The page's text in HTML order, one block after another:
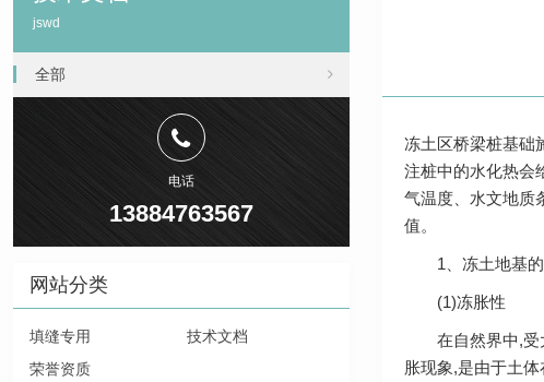
冻土区桥梁桩基础
注桩中的水化热会
气温度、水文地质
值。
1、冻土地基的
(1)冻胀性
在自然界中,受大
胀现象,是由于土
jswd
全部
电话
13884763567
网站分类
填缝专用
技术文档
荣誉资质